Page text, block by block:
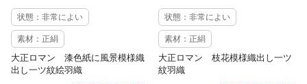
状態：非常によい
素材：正絹
大正ロマン 漆色紙に風景模様織
出し一ツ紋絵羽織
状態：非常によい
素材：正絹
大正ロマン 枝花模様織出し一ツ
紋羽織